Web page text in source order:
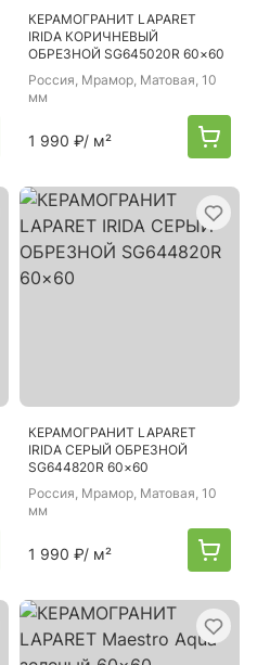
КЕРАМОГРАНИТ LAPARET
IRIDA КОРИЧНЕВЫЙ
ОБРЕЗНОЙ SG645020R 60×60
Россия, Мрамор, Матовая, 10
мм
1 990 ₽/ м²
КЕРАМОГРАНИТ LAPARET
IRIDA СЕРЫЙ ОБРЕЗНОЙ
SG644820R 60×60
Россия, Мрамор, Матовая, 10
мм
1 990 ₽/ м²